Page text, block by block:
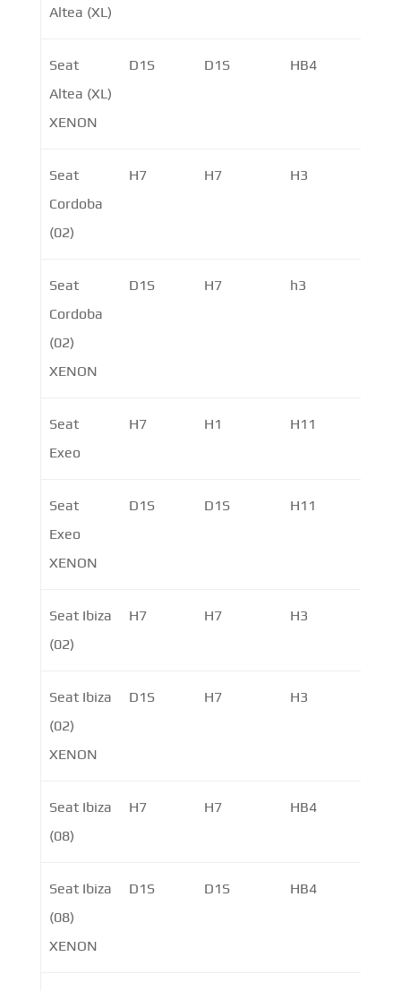
Altea (XL)
Seat
Altea (XL)
XENON
D1S D1S HB4
Seat
Cordoba
(02)
H7 H7 H3
Seat
Cordoba
(02)
XENON
D1S H7 h3
Seat
Exeo
H7 H1 H11
Seat
Exeo
XENON
D1S D1S H11
Seat Ibiza
(02)
H7 H7 H3
Seat Ibiza
(02)
XENON
D1S H7 H3
Seat Ibiza
(08)
H7 H7 HB4
Seat Ibiza
(08)
XENON
D1S D1S HB4